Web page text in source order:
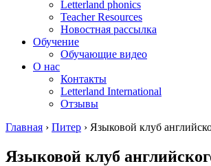
Letterland phonics
Teacher Resources
Новостная рассылка
Обучение
Обучающие видео
О нас
Контакты
Letterland International
Отзывы
Главная › Питер › Языковой клуб
Языковой клуб